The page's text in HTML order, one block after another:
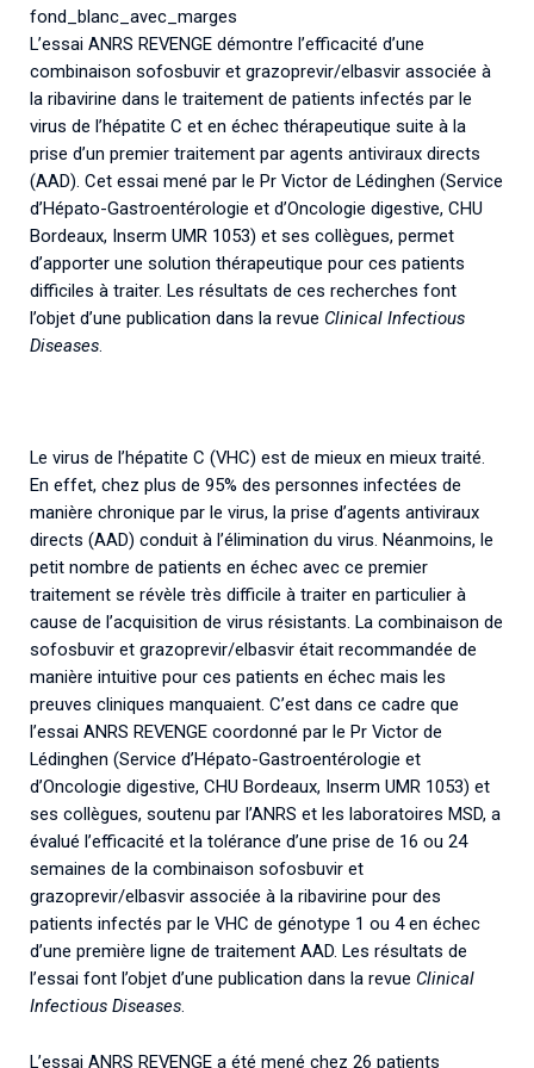
Associations de patient.e.s
Collaboration avec les acteurs communautaires
Cellule Émergence mpox
Ouverte depuis décembre 2023, pour suivre l'épidémie
en RDC, elle reste active suite à des cas à Mayotte et à
La Réunion.
Cellules Émergence
Retrouvez toutes les cellules Émergence, actives ou
inactives.
fond_blanc_avec_marges
L’essai ANRS REVENGE démontre l’efficacité d’une
combinaison sofosbuvir et grazoprevir/elbasvir associée à
la ribavirine dans le traitement de patients infectés par le
virus de l’hépatite C et en échec thérapeutique suite à la
prise d’un premier traitement par agents antiviraux directs
(AAD). Cet essai mené par le Pr Victor de Lédinghen (Service
d’Hépato-Gastroentérologie et d’Oncologie digestive, CHU
Bordeaux, Inserm UMR 1053) et ses collègues, permet
d’apporter une solution thérapeutique pour ces patients
difficiles à traiter. Les résultats de ces recherches font
l’objet d’une publication dans la revue Clinical Infectious
Diseases.
Le virus de l’hépatite C (VHC) est de mieux en mieux traité.
En effet, chez plus de 95% des personnes infectées de
manière chronique par le virus, la prise d’agents antiviraux
directs (AAD) conduit à l’élimination du virus. Néanmoins, le
petit nombre de patients en échec avec ce premier
traitement se révèle très difficile à traiter en particulier à
cause de l’acquisition de virus résistants. La combinaison de
sofosbuvir et grazoprevir/elbasvir était recommandée de
manière intuitive pour ces patients en échec mais les
preuves cliniques manquaient. C’est dans ce cadre que
l’essai ANRS REVENGE coordonné par le Pr Victor de
Lédinghen (Service d’Hépato-Gastroentérologie et
d’Oncologie digestive, CHU Bordeaux, Inserm UMR 1053) et
ses collègues, soutenu par l’ANRS et les laboratoires MSD, a
évalué l’efficacité et la tolérance d’une prise de 16 ou 24
semaines de la combinaison sofosbuvir et
grazoprevir/elbasvir associée à la ribavirine pour des
patients infectés par le VHC de génotype 1 ou 4 en échec
d’une première ligne de traitement AAD. Les résultats de
l’essai font l’objet d’une publication dans la revue Clinical
Infectious Diseases.
L’essai ANRS REVENGE a été mené chez 26 patients